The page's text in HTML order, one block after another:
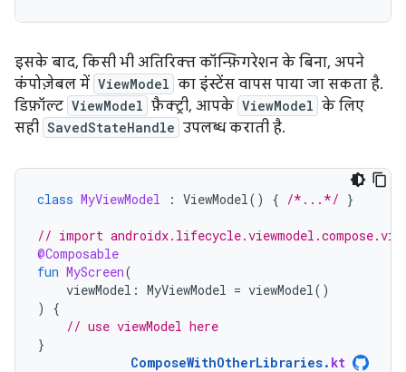
इसके बाद, किसी भी अतिरिक्त कॉन्फ़िगरेशन के बिना, अपने
कंपोज़ेबल में ViewModel का इंस्टेंस वापस पाया जा सकता है.
डिफ़ॉल्ट ViewModel फ़ैक्ट्री, आपके ViewModel के लिए
सही SavedStateHandle उपलब्ध कराती है.
class MyViewModel : ViewModel() { /*...*/ }
// import
@Composable
fun MyScreen(
viewModel : MyViewModel = viewModel()
)
{
// use viewModel here
}
ComposeWithOtherLibraries. kt